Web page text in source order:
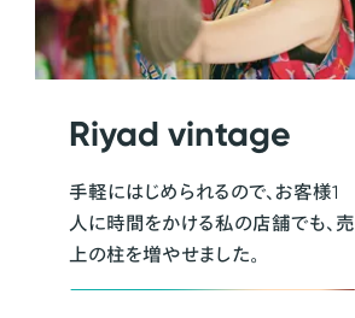
Riyad vintage
手軽にはじめられるので、お客様1
人に時間をかける私の店舗でも、売
上の柱を増やせました。